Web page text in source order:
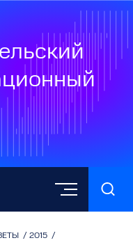
/ 2015 /